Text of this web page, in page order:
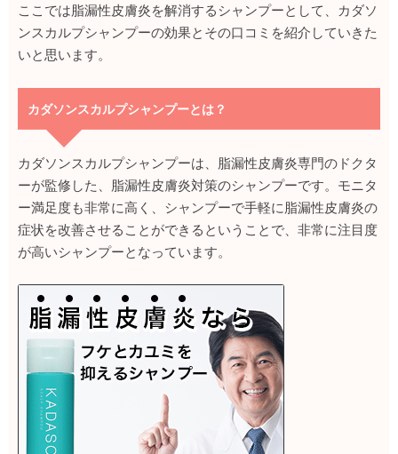
ここでは脂漏性皮膚炎を解消するシャンプーとして、カダソ
ンスカルプシャンプーの効果とその口コミを紹介していきた
いと思います。
カダソンスカルプシャンプーとは？
カダソンスカルプシャンプーは、脂漏性皮膚炎専門のドクタ
ーが監修した、脂漏性皮膚炎対策のシャンプーです。モニタ
ー満足度も非常に高く、シャンプーで手軽に脂漏性皮膚炎の
症状を改善させることができるということで、非常に注目度
が高いシャンプーとなっています。